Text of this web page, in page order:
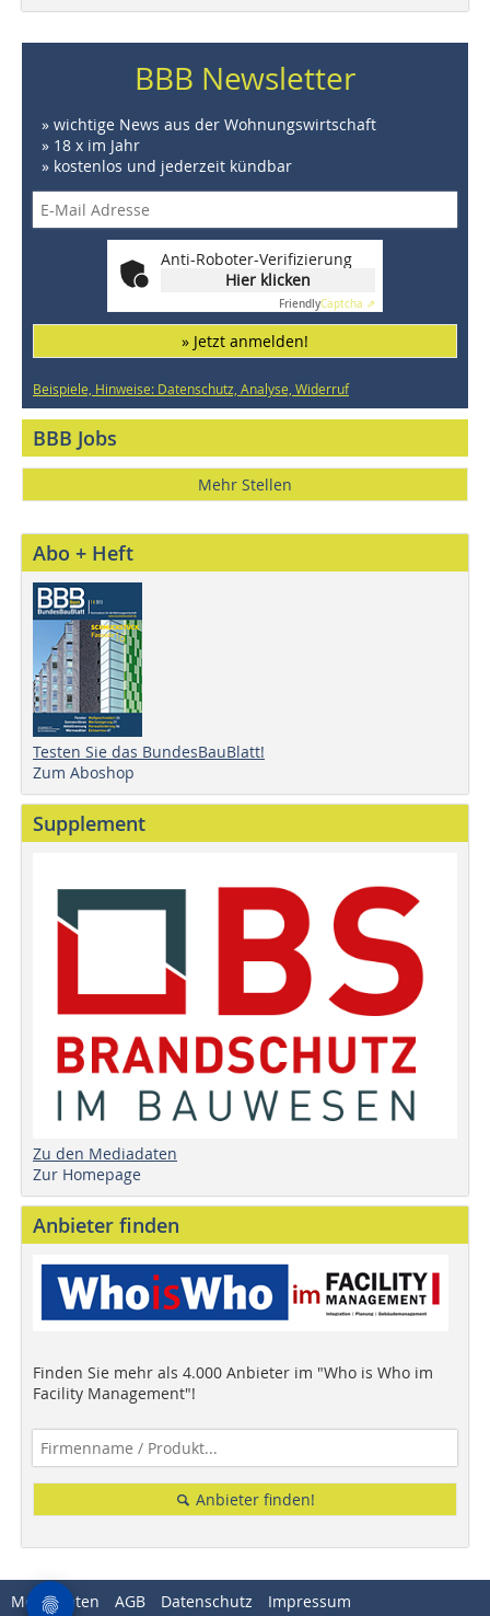
BBB Newsletter
» wichtige News aus der Wohnungswirtschaft
» 18 x im Jahr
» kostenlos und jederzeit kündbar
Anti-Roboter-Verifizierung
Hier klicken
FriendlyCaptcha ⇗
» Jetzt anmelden!
Beispiele, Hinweise: Datenschutz, Analyse, Widerruf
BBB Jobs
Mehr Stellen
Abo + Heft
Testen Sie das BundesBauBlatt!
Zum Aboshop
Supplement
Zu den Mediadaten
Zur Homepage
Anbieter finden
Finden Sie mehr als 4.000 Anbieter im "Who is Who im
Facility Management"!
Anbieter finden!
Mediadaten AGB Datenschutz Impressum